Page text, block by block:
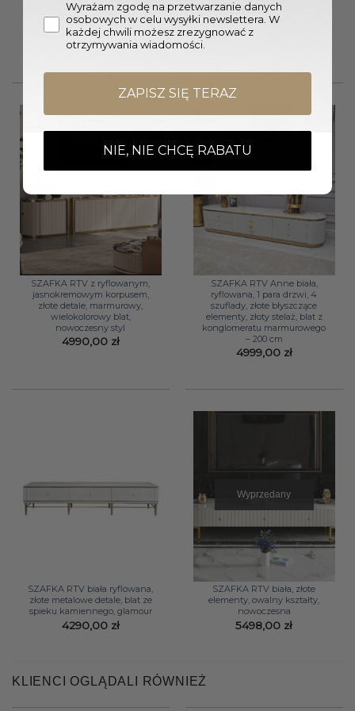
nowoczesny
3949,00zł
elementy, blat z
konglomeratu marmurowego
– 180 cm
SZAFKA RTV z ryflowanym,
jasnokremowym korpusem,
złote detale, marmurowy,
wielokolorowy blat,
nowoczesny styl
4990,00 zł
SZAFKA RTV Anne biała,
ryflowana, 1 para drzwi, 4
szuflady, złote błyszczące
elementy, złoty stelaż, blat z
konglomeratu marmurowego
– 200 cm
4999,00 zł
SZAFKA RTV biała ryflowana,
złote metalowe detale, blat ze
spieku kamiennego, glamour
4290,00 zł
Wyprzedany
SZAFKA RTV biała, złote
elementy, owalny kształty,
nowoczesna
5498,00 zł
KLIENCI OGLĄDALI RÓWNIEŻ
Wyrażam zgodę na przetwarzanie danych
osobowych w celu wysyłki newslettera. W
każdej chwili możesz zrezygnować z
otrzymywania wiadomości.
ZAPISZ SIĘ TERAZ
NIE, NIE CHCĘ RABATU